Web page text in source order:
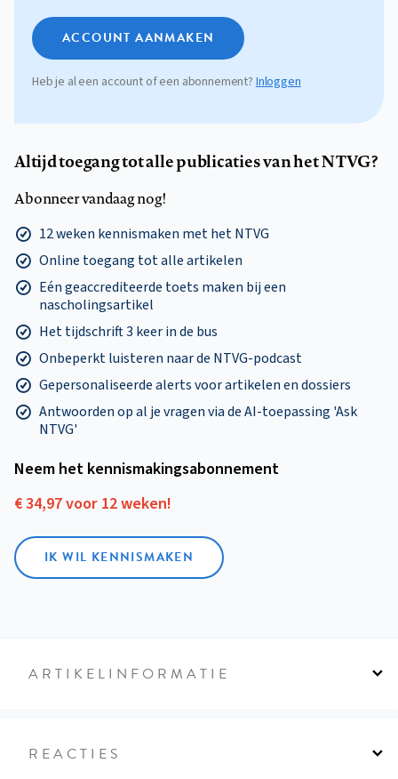
ACCOUNT AANMAKEN
Heb je al een account of een abonnement? Inloggen
Altijd toegang tot alle publicaties van het NTVG?
Abonneer vandaag nog!
12 weken kennismaken met het NTVG
Online toegang tot alle artikelen
Eén geaccrediteerde toets maken bij een
nascholingsartikel
Het tijdschrift 3 keer in de bus
Onbeperkt luisteren naar de NTVG-podcast
Gepersonaliseerde alerts voor artikelen en dossiers
Antwoorden op al je vragen via de AI-toepassing 'Ask
NTVG'
Neem het kennismakings­abonnement
€ 34,97 voor 12 weken!
IK WIL KENNISMAKEN
ARTIKELINFORMATIE
REACTIES